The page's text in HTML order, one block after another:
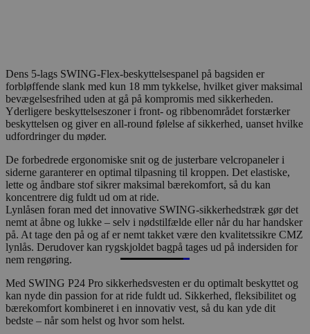
Dens 5-lags SWING-Flex-beskyttelsespanel på bagsiden er
forbløffende slank med kun 18 mm tykkelse, hvilket giver maksimal
bevægelsesfrihed uden at gå på kompromis med sikkerheden.
Yderligere beskyttelseszoner i front- og ribbenområdet forstærker
beskyttelsen og giver en all-round følelse af sikkerhed, uanset hvilke
udfordringer du møder.
De forbedrede ergonomiske snit og de justerbare velcropaneler i
siderne garanterer en optimal tilpasning til kroppen. Det elastiske,
lette og åndbare stof sikrer maksimal bærekomfort, så du kan
koncentrere dig fuldt ud om at ride.
Lynlåsen foran med det innovative SWING-sikkerhedstræk gør det
nemt at åbne og lukke – selv i nødstilfælde eller når du har handsker
på. At tage den på og af er nemt takket være den kvalitetssikre CMZ
lynlås. Derudover kan rygskjoldet bagpå tages ud på indersiden for
nem rengøring.
Med SWING P24 Pro sikkerhedsvesten er du optimalt beskyttet og
kan nyde din passion for at ride fuldt ud. Sikkerhed, fleksibilitet og
bærekomfort kombineret i en innovativ vest, så du kan yde dit
bedste – når som helst og hvor som helst.